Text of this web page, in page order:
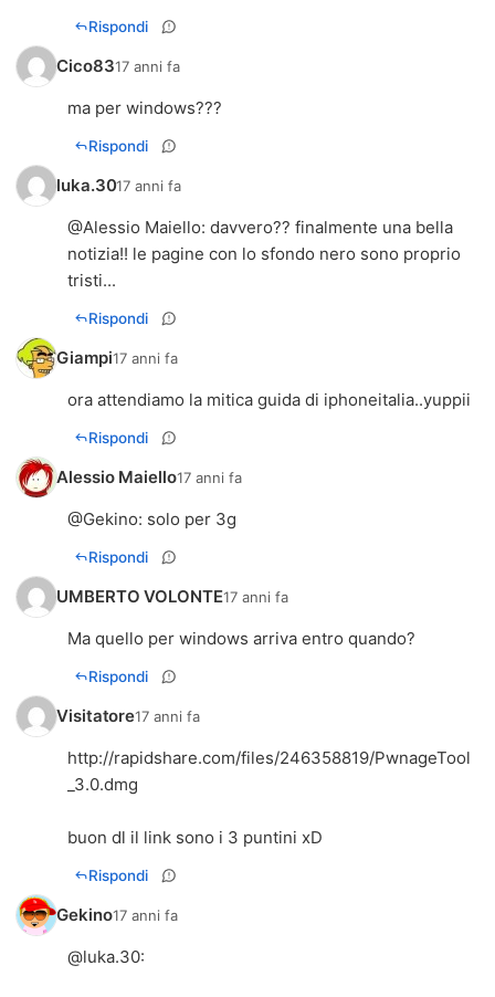
Rispondi
Cico8317 anni fa
ma per windows???
Rispondi
luka.3017 anni fa
@Alessio Maiello: davvero?? finalmente una bella
notizia!! le pagine con lo sfondo nero sono proprio
tristi...
Rispondi
Giampi17 anni fa
ora attendiamo la mitica guida di iphoneitalia..yuppii
Rispondi
Alessio Maiello17 anni fa
@Gekino: solo per 3g
Rispondi
UMBERTO VOLONTE17 anni fa
Ma quello per windows arriva entro quando?
Rispondi
Visitatore17 anni fa
http://rapidshare.com/files/246358819/PwnageTool
_3.0.dmg
buon dl il link sono i 3 puntini xD
Rispondi
Gekino17 anni fa
@luka.30: